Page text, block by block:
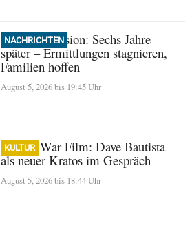
NACHRICHTEN
Beirut Explosion: Sechs Jahre
später – Ermittlungen stagnieren,
Familien hoffen
August 5, 2026 bis 19:45 Uhr
KULTUR
God of War Film: Dave Bautista
als neuer Kratos im Gespräch
August 5, 2026 bis 18:44 Uhr